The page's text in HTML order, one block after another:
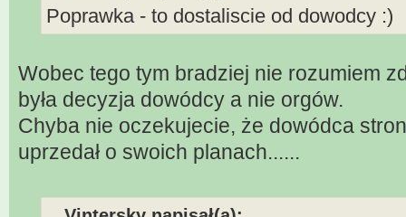
Poprawka - to dostaliscie od dowodcy :)
Wobec tego tym bradziej nie rozumiem
była decyzja dowódcy a nie orgów.
Chyba nie oczekujecie, że dowódca
uprzedał o swoich planach......